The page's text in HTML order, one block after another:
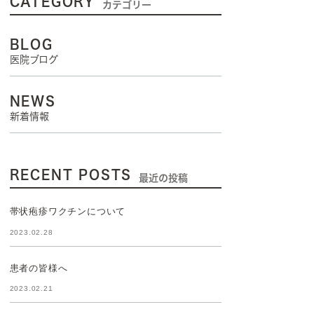
カテゴリー
BLOG
医院ブログ
NEWS
新着情報
RECENT POSTS 最近の投稿
帯状疱疹ワクチンについて
2023.02.28
患者の皆様へ
2023.02.21